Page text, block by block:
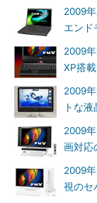
2009
エンド
2009
XP搭
2009
トな
2009
画対応
2009
視のセ